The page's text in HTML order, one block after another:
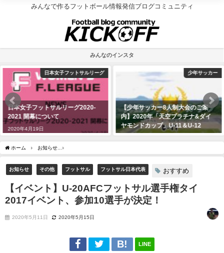
みんなで作るフットボール情報発信ブログコミュニティ
みんなのインスタ
少年サッカー
【少年サッカー8人制大会のご案
内】2020年「天空プラチナ&ダイ
ヤモンドカップ」U-11＆U-12
【フウガドールすみだ】2020/2021
シーズン トップチーム 選手背番号
について
ホーム お知らせ
お知らせ その他 フットサル フットサル日本代表 おすすめ
【イベント】U-20AFCフットサル選手権タイ
2017イベント、参加10選手が決定！
2020年5月11日 2020年5月15日
LINE